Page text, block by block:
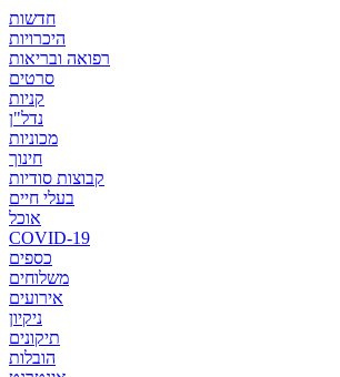
חדשות
היכרויות
רפואה ובריאות
סרטים
קניות
נדל"ן
מכוניות
חינוך
קבוצות סודיות
בעלי חיים
אוכל
COVID-19
כספים
משלוחים
אירועים
ניקיון
תיקונים
הובלות